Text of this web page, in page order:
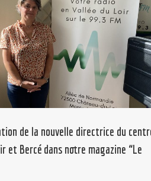
de la nouvelle directrice du
et Bercé dans notre magazine “Le